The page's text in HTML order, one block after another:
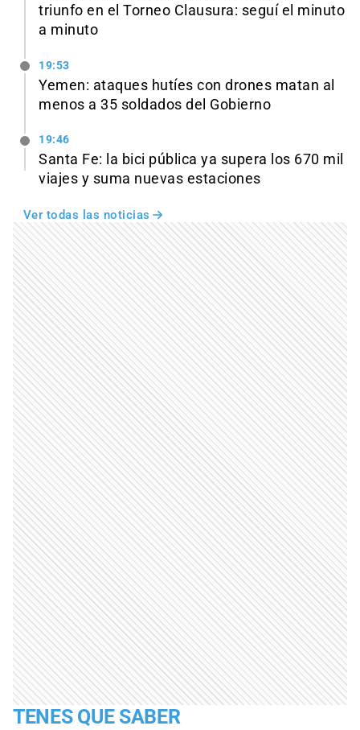
triunfo en el Torneo Clausura: seguí el minuto
a minuto
19:53
Yemen: ataques hutíes con drones matan al
menos a 35 soldados del Gobierno
19:46
Santa Fe: la bici pública ya supera los 670 mil
viajes y suma nuevas estaciones
Ver todas las noticias
TENES QUE SABER